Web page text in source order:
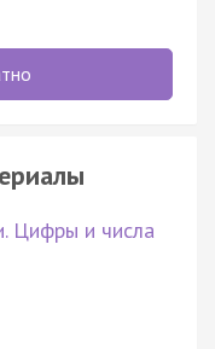
Цифры и числа